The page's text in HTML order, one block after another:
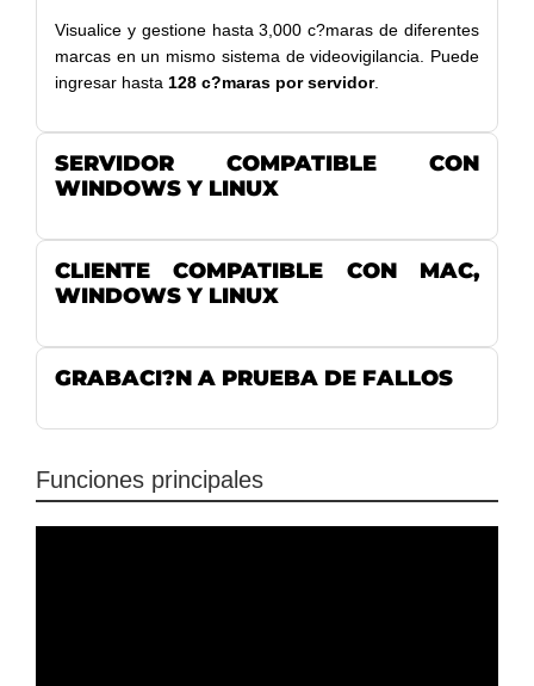
Visualice y gestione hasta 3,000 c?maras de diferentes
marcas en un mismo sistema de videovigilancia. Puede
ingresar hasta 128 c?maras por servidor.
SERVIDOR COMPATIBLE CON
WINDOWS Y LINUX
CLIENTE COMPATIBLE CON MAC,
WINDOWS Y LINUX
GRABACI?N A PRUEBA DE FALLOS
Funciones principales